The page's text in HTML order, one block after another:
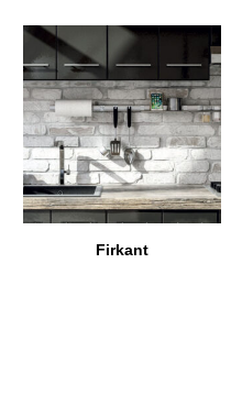
Firkant